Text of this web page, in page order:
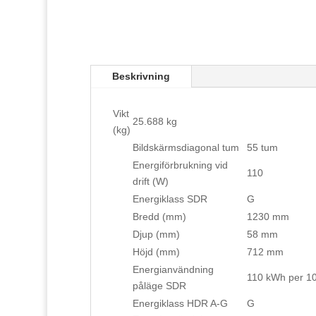
Beskrivning
Vikt
(kg)
25.688 kg
Bildskärmsdiagonal tum
55 tum
Energiförbrukning vid
drift (W)
110
Energiklass SDR
G
Bredd (mm)
1230 mm
Djup (mm)
58 mm
Höjd (mm)
712 mm
Energianvändning
påläge SDR
110 kWh per
Energiklass HDR A-G
G